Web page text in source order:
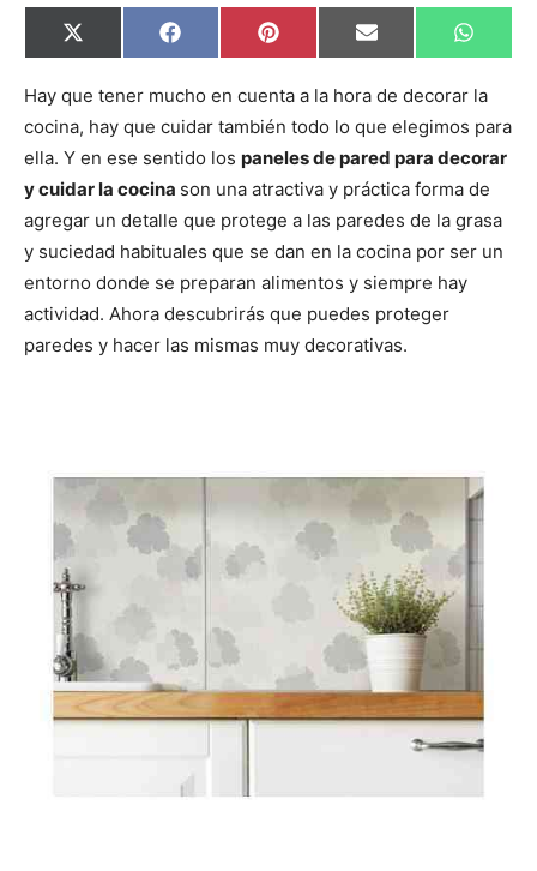
C
o
p
r
i
r
e
n
X
(
w
t
t
e
r
)
C
o
p
r
t
i
r
e
n
F
a
e
o
o
k
C
o
p
r
i
r
e
n
P
i
t
r
e
s
t
C
o
p
r
i
r
e
n
E
m
i
C
o
p
r
i
r
e
n
W
h
t
A
p
p
Hay que tener mucho en cuenta a la hora de decorar la
cocina, hay que cuidar también todo lo que elegimos para
ella. Y en ese sentido los paneles de pared para decorar
y cuidar la cocina son una atractiva y práctica forma de
agregar un detalle que protege a las paredes de la grasa
y suciedad habituales que se dan en la cocina por ser un
entorno donde se preparan alimentos y siempre hay
actividad. Ahora descubrirás que puedes proteger
paredes y hacer las mismas muy decorativas.